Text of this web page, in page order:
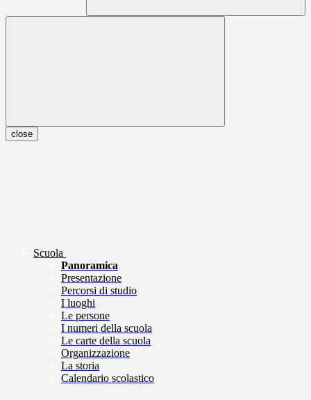
close
Scuola
Panoramica
Presentazione
Percorsi di studio
I luoghi
Le persone
I numeri della scuola
Le carte della scuola
Organizzazione
La storia
Calendario scolastico